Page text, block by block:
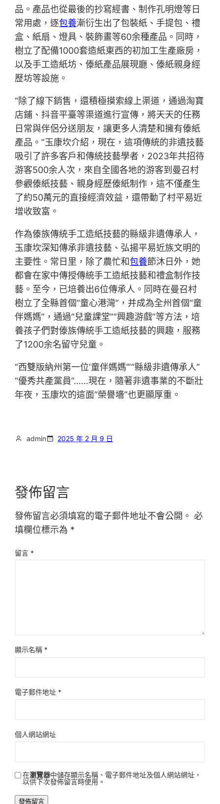
品。產品也從最後的抄寫經書、制作孔明燈等日
常用處，逐包養漸衍生出了包裝紙、手提包、禮
盒、紙扇、燈具、裝飾畫等60余種產品。同時，
樹立了配備1000套造紙東西的初加工生產廠房，
以及手工造紙坊、傣紙產品展現廳、傣紙親身經
歷坊等設施。
“除了線下銷售，還積極摸索線上渠道，通過淘寶
店鋪、抖音平臺等渠道進行宣傳，將天天的任務
日常與伴侶分送朋友，讓更多人清楚和擁有傣紙
產品。”玉康坎介紹，現在，這項傳統的非遺技藝
吸引了許多客戶和傳統技藝學者，2023年共招待
游客500余人次，來自全國各地的游客到曼召村
參觀傣紙技藝、親身經歷傣紙制作，這不僅產生
了約50萬元的直接經濟效益，還帶動了村平易近
增收致富。
作為傣族傳統手工造紙技藝的縣級非遺傳承人，
玉康坎深知傳承非遺技藝、弘揚平易近族文明的
主要性。常日里，除了農忙和包養節沐日外，她
都會在家中傳授傳統手工造紙技藝和禮盒制作技
藝。至今，已培養出6位傳承人。同時在曼召村
樹立了全縣首個“童心港灣”，并成為全州首個“童
伴媽媽”，通過“兒童課堂”“興趣游戲”等方法，培
養孩子們對傣族傳統手工造紙技藝的興趣，服務
了1200余名留守兒童。
“西雙版納州第一位‘童伴媽媽’”“縣級非遺傳承人”
“優秀共產黨員”……現在，隨著非遺事業的不斷壯
年夜，玉康坎的這面“榮譽墻”也更顯厚重。
admin 2025 年 2 月 9 日
發佈留言
發佈留言必須填寫的電子郵件地址不會公開。 必
填欄位標示為 *
留言 *
顯示名稱 *
電子郵件地址 *
個人網站網址
在瀏覽器中儲存顯示名稱、電子郵件地址及個人網站網址，
以供下次發佈留言時使用。